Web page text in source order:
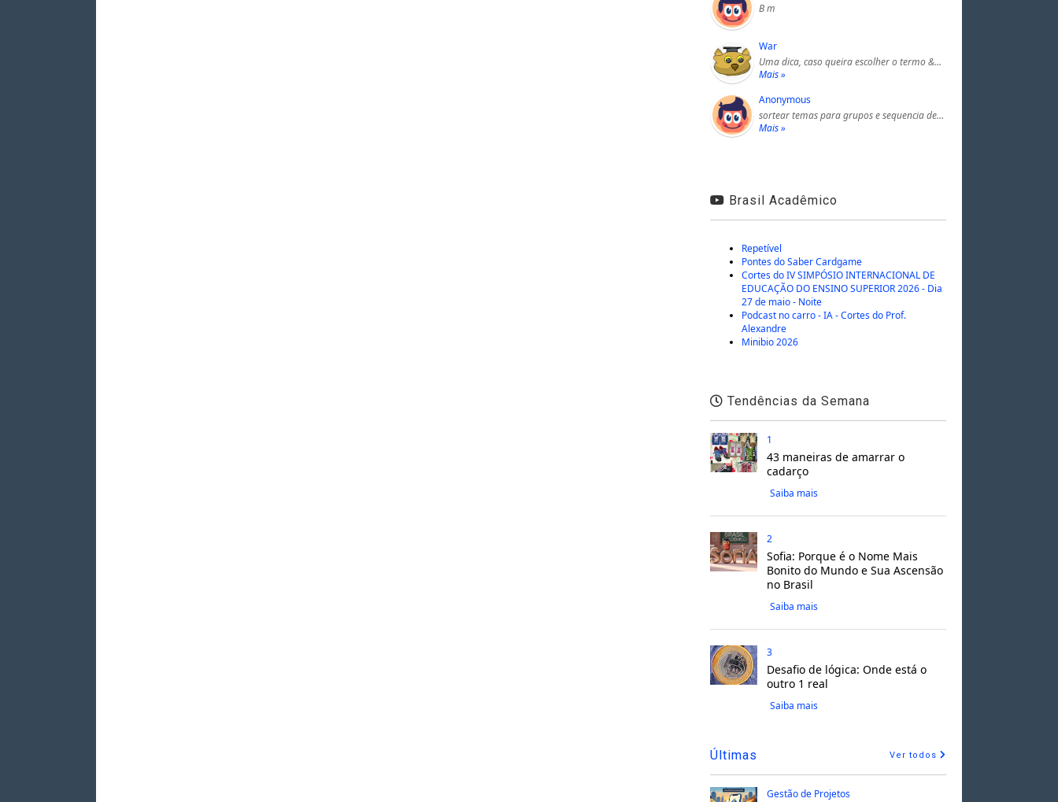
B m
War
Uma dica, caso queira escolher o termo &…
Mais »
Anonymous
sortear temas para grupos e sequencia de…
Mais »
Brasil Acadêmico
Repetível
Pontes do Saber Cardgame
Cortes do IV SIMPÓSIO INTERNACIONAL DE
EDUCAÇÃO DO ENSINO SUPERIOR 2026 - Dia
27 de maio - Noite
Podcast no carro - IA - Cortes do Prof.
Alexandre
Minibio 2026
Tendências da Semana
1
43 maneiras de amarrar o
cadarço
Saiba mais
2
Sofia: Porque é o Nome Mais
Bonito do Mundo e Sua Ascensão
no Brasil
Saiba mais
3
Desafio de lógica: Onde está o
outro 1 real
Saiba mais
Últimas Ver todos
Gestão de Projetos